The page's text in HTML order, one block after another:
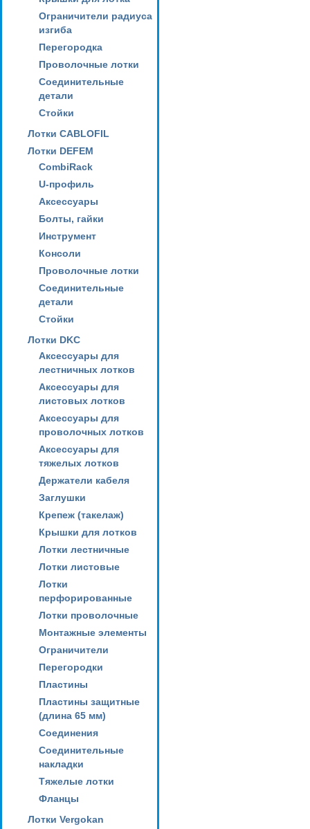
Ограничители радиуса
изгиба
Перегородка
Проволочные лотки
Соединительные
детали
Стойки
Лотки CABLOFIL
Лотки DEFEM
CombiRack
U-профиль
Аксессуары
Болты, гайки
Инструмент
Консоли
Проволочные лотки
Соединительные
детали
Стойки
Лотки DKC
Аксессуары для
лестничных лотков
Аксессуары для
листовых лотков
Аксессуары для
проволочных лотков
Аксессуары для
тяжелых лотков
Держатели кабеля
Заглушки
Крепеж (такелаж)
Крышки для лотков
Лотки лестничные
Лотки листовые
Лотки
перфорированные
Лотки проволочные
Монтажные элементы
Ограничители
Перегородки
Пластины
Пластины защитные
(длина 65 мм)
Соединения
Соединительные
накладки
Тяжелые лотки
Фланцы
Лотки Vergokan